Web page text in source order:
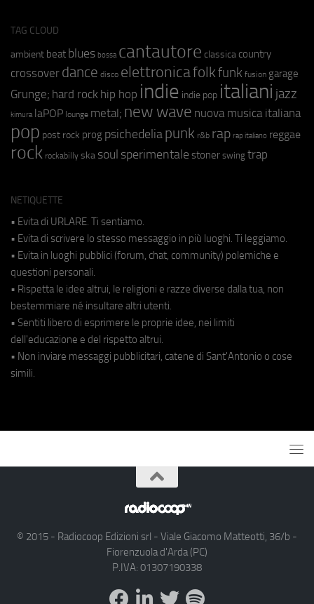
TAG CLOUD
ambient beat blues bossa cantautore classica country
crossover dance disco elettronicafolkfunk fusion garage
Grunge; hard rock hip hop indie indie pop italiani jazz
kimura laPOP lounge metal; new wave nuova musica italiana
pop post rock prog psichedeliapunk r&b rap rap italiano reggae
rock rockabilly ska soul sperimentale stoner swing trap
NETIQUETTE
• Evita di URLARE. Ti sentiamo.
• Evita di scrivere lo stesso messaggio in più luoghi. Ti leggiamo.
• Evita in luoghi pubblici (forum, chat, community) polemiche e
questioni personali.
• Rispetta le idee altrui, le religioni e razze diverse dalla tua, non
bestemmiare né insultare altri utenti.
• Sentiti libero di esprimere le proprie idee, nei limiti
dell'educazione e del rispetto altrui.
• Non inviare messaggi pubblicitari, catene di Sant'Antonio o cose
simili.
© 2015 - Radiocoop Edizioni srl - Viale Giacomo Matteotti, 36/b -
Fiorenzuola d'Arda (PC)
P.IVA: 01307190338